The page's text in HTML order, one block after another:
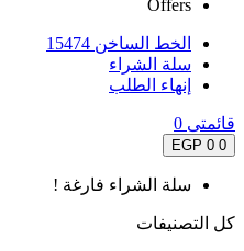
Offers
الخط الساخن 15474
سلة الشراء
إنهاء الطلب
قائمتى 0
0
0 EGP
سلة الشراء فارغة !
كل التصنيفات